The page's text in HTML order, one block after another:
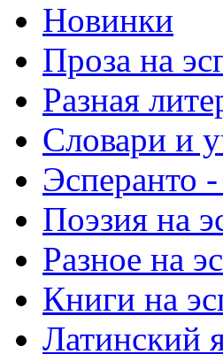
Новинки
Проза на
Разная
Словари и
Эсперанто
Поэзия на
Разное на
Книги на
Латинский